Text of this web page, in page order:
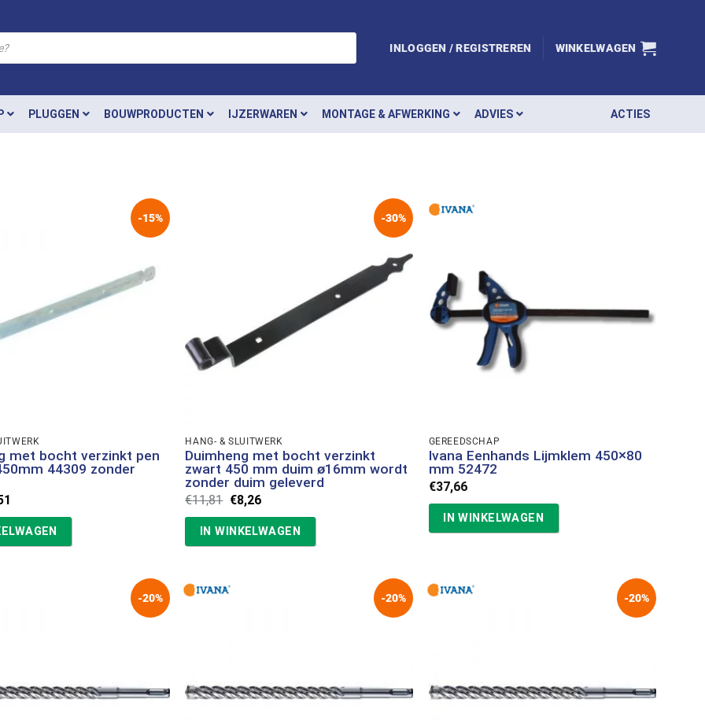
INLOGGEN / REGISTREREN WINKELWAGEN
PLUGGEN BOUWPRODUCTEN IJZERWAREN MONTAGE & AFWERKING ADVIES ACTIES
-15%
met bocht verzinkt pen
44309 zonder
€7,51.
-30%
HANG- & SLUITWERK
Duimheng met bocht verzinkt
zwart 450 mm duim ø16mm wordt
zonder duim geleverd
€11,81 Oorspronkelijke
prijs
€11,81.
€8,26Huidige
€8,26.
IN WINKELWAGEN
GEREEDSCHAP
Ivana Eenhands Lijmklem 450×80
mm 52472
€37,66
IN WINKELWAGEN
-20% -20% -20%